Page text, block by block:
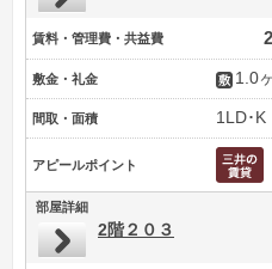
賃料・管理費・共益費
敷金・礼金 1.0
間取・面積 1LD･K
アピールポイント
部屋詳細
2階２０３